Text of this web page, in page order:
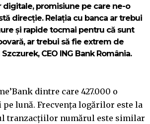
promisiune pe care ne-o
direcție. Relația cu banca ar trebui
și rapide tocmai pentru că sunt
ar trebui să fie extrem de
CEO ING Bank România.
dintre care 427.000 o
pe lună. Frecvența logărilor este la
tranzacțiilor numărul este similar